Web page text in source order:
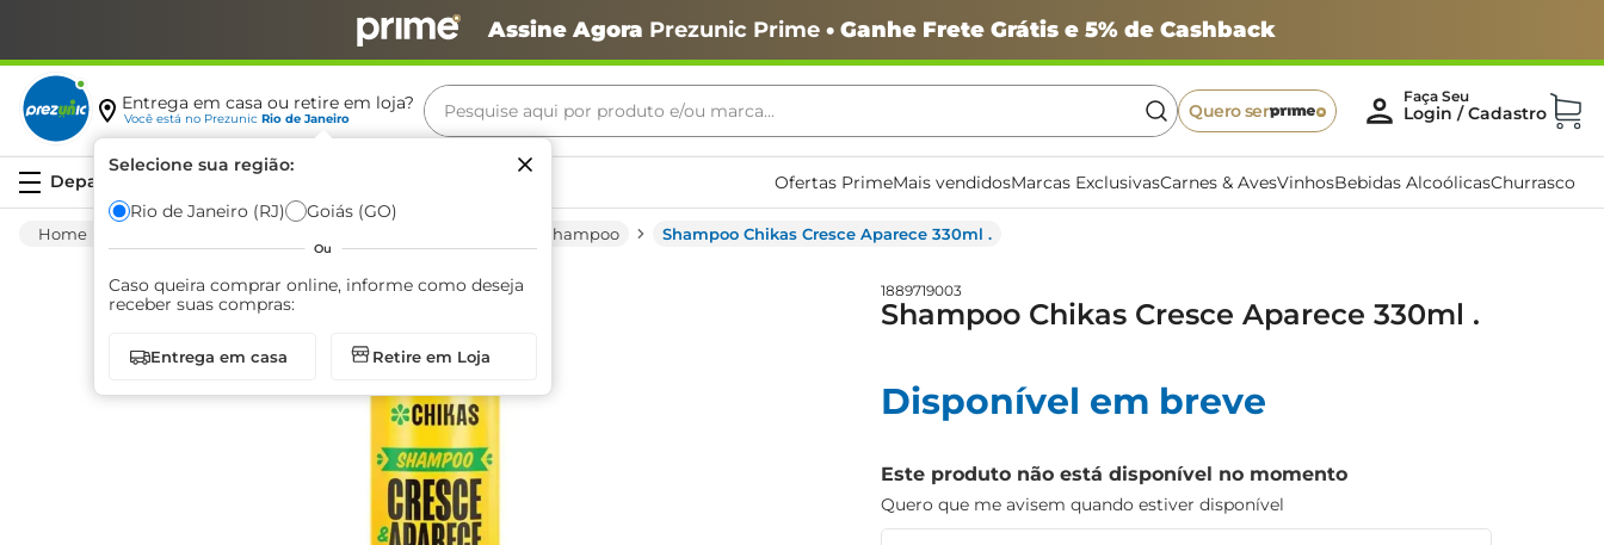
Assine Agora Prezunic Prime• Ganhe Frete Grátis e 5% de Cashback
Entrega em casa ou retire em loja?
Você está no Prezunic Rio de Janeiro
Selecione sua região:
Rio de Janeiro (RJ) Goiás (GO)
Ou
Caso queira comprar online, informe como deseja
receber suas compras:
Entrega em casa Retire em Loja
Pesquise aqui por produto e/ou marca...
Quero ser
Ofertas PrimeMais vendidosMarcas ExclusivasCarnes & AvesVinhosBebidas AlcoólicasChurrasco
Shampoo Shampoo Chikas Cresce Aparece 330ml .
1889719003
Shampoo Chikas Cresce Aparece 330ml .
Disponível em breve
Este produto não está disponível no momento
Quero que me avisem quando estiver disponível
Termos mais buscados
café
arroz
azeite
biscoito
cerveja
iogurte